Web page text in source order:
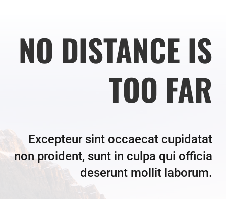
NO DISTANCE IS
TOO FAR
Excepteur sint occaecat cupidatat
non proident, sunt in culpa qui officia
deserunt mollit laborum.